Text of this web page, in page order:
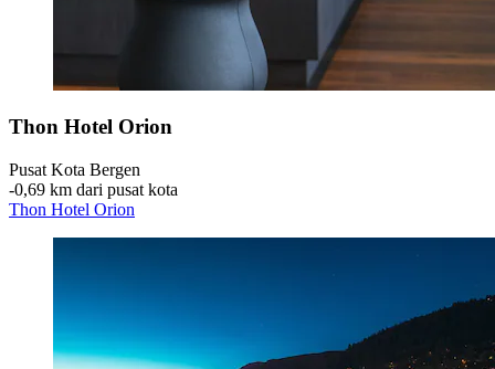
Thon Hotel Orion
Pusat Kota Bergen
‐0,69 km dari pusat kota
Thon Hotel Orion